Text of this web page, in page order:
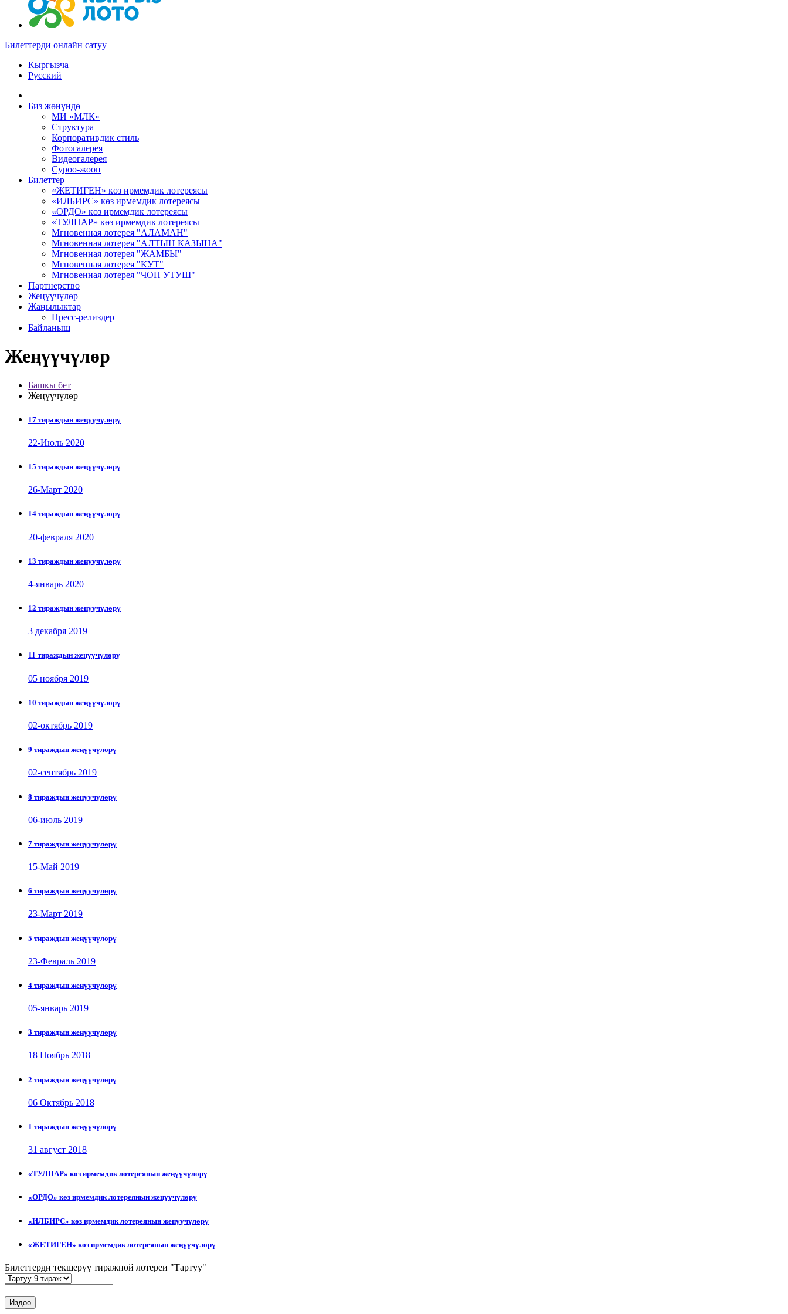
Билеттерди онлайн сатуу
Кыргызча
Русский
Биз жөнүндө
МИ «МЛК»
Структура
Корпоративдик стиль
Фотогалерея
Видеогалерея
Суроо-жооп
Билеттер
«ЖЕТИГЕН» көз ирмемдик лотереясы
«ИЛБИРС» көз ирмемдик лотереясы
«ОРДО» көз ирмемдик лотереясы
«ТУЛПАР» көз ирмемдик лотереясы
Мгновенная лотерея "АЛАМАН"
Мгновенная лотерея "АЛТЫН КАЗЫНА"
Мгновенная лотерея "ЖАМБЫ"
Мгновенная лотерея "КУТ"
Мгновенная лотерея "ЧОН УТУШ"
Партнерство
Жеңүүчүлөр
Жаңылыктар
Пресс-релиздер
Байланыш
Жеңүүчүлөр
Башкы бет
Жеңүүчүлөр
17 тираждын жеңүүчүлөрү
22-Июль 2020
15 тираждын жеңүүчүлөрү
26-Март 2020
14 тираждын жеңүүчүлөрү
20-февраля 2020
13 тираждын жеңүүчүлөрү
4-январь 2020
12 тираждын жеңүүчүлөрү
3 декабря 2019
11 тираждын жеңүүчүлөрү
05 ноября 2019
10 тираждын жеңүүчүлөрү
02-октябрь 2019
9 тираждын жеңүүчүлөрү
02-сентябрь 2019
8 тираждын жеңүүчүлөрү
06-июль 2019
7 тираждын жеңүүчүлөрү
15-Май 2019
6 тираждын жеңүүчүлөрү
23-Март 2019
5 тираждын жеңүүчүлөрү
23-Февраль 2019
4 тираждын жеңүүчүлөрү
05-январь 2019
3 тираждын жеңүүчүлөрү
18 Ноябрь 2018
2 тираждын жеңүүчүлөрү
06 Октябрь 2018
1 тираждын жеңүүчүлөрү
31 август 2018
«ТУЛПАР» көз ирмемдик лотереянын жеңүүчүлөрү
«ОРДО» көз ирмемдик лотереянын жеңүүчүлөрү
«ИЛБИРС» көз ирмемдик лотереянын жеңүүчүлөрү
«ЖЕТИГЕН» көз ирмемдик лотереянын жеңүүчүлөрү
Билеттерди текшерүү тиражной лотереи "Тартуу"